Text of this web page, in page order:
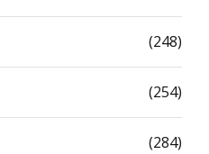
(248)
(254)
(284)